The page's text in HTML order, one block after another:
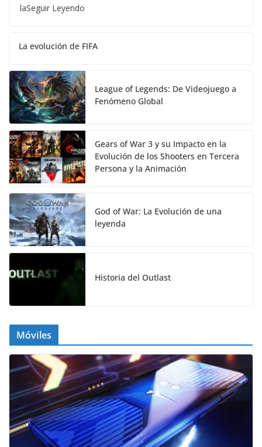
laSeguir Leyendo
La evolución de FIFA
League of Legends: De Videojuego a
Fenómeno Global
Gears of War 3 y su Impacto en la
Evolución de los Shooters en Tercera
Persona y la Animación
God of War: La Evolución de una
leyenda
Historia del Outlast
Móviles